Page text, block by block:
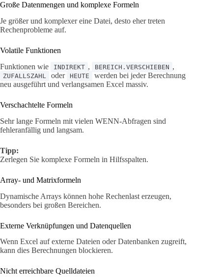
Große Datenmengen und komplexe Formeln
Je größer und komplexer eine Datei, desto eher treten
Rechenprobleme auf.
Volatile Funktionen
Funktionen wie
INDIREKT , BEREICH.VERSCHIEBEN ,
ZUFALLSZAHL oder HEUTE
werden bei jeder Berechnung
neu ausgeführt und verlangsamen Excel massiv.
Verschachtelte Formeln
Sehr lange Formeln mit vielen WENN-Abfragen sind
fehleranfällig und langsam.
Tipp:
Zerlegen Sie komplexe Formeln in Hilfsspalten.
Array- und Matrixformeln
Dynamische Arrays können hohe Rechenlast erzeugen,
besonders bei großen Bereichen.
Externe Verknüpfungen und Datenquellen
Wenn Excel auf externe Dateien oder Datenbanken zugreift,
kann dies Berechnungen blockieren.
Nicht erreichbare Quelldateien